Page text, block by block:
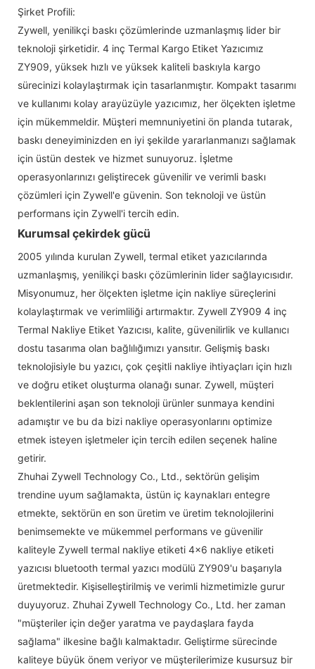
Şirket Profili:
Zywell, yenilikçi baskı çözümlerinde uzmanlaşmış lider bir
teknoloji şirketidir. 4 inç Termal Kargo Etiket Yazıcımız
ZY909, yüksek hızlı ve yüksek kaliteli baskıyla kargo
sürecinizi kolaylaştırmak için tasarlanmıştır. Kompakt tasarımı
ve kullanımı kolay arayüzüyle yazıcımız, her ölçekten işletme
için mükemmeldir. Müşteri memnuniyetini ön planda tutarak,
baskı deneyiminizden en iyi şekilde yararlanmanızı sağlamak
için üstün destek ve hizmet sunuyoruz. İşletme
operasyonlarınızı geliştirecek güvenilir ve verimli baskı
çözümleri için Zywell'e güvenin. Son teknoloji ve üstün
performans için Zywell'i tercih edin.
Kurumsal çekirdek gücü
2005 yılında kurulan Zywell, termal etiket yazıcılarında
uzmanlaşmış, yenilikçi baskı çözümlerinin lider sağlayıcısıdır.
Misyonumuz, her ölçekten işletme için nakliye süreçlerini
kolaylaştırmak ve verimliliği artırmaktır. Zywell ZY909 4 inç
Termal Nakliye Etiket Yazıcısı, kalite, güvenilirlik ve kullanıcı
dostu tasarıma olan bağlılığımızı yansıtır. Gelişmiş baskı
teknolojisiyle bu yazıcı, çok çeşitli nakliye ihtiyaçları için hızlı
ve doğru etiket oluşturma olanağı sunar. Zywell, müşteri
beklentilerini aşan son teknoloji ürünler sunmaya kendini
adamıştır ve bu da bizi nakliye operasyonlarını optimize
etmek isteyen işletmeler için tercih edilen seçenek haline
getirir.
Zhuhai Zywell Technology Co., Ltd., sektörün gelişim
trendine uyum sağlamakta, üstün iç kaynakları entegre
etmekte, sektörün en son üretim ve üretim teknolojilerini
benimsemekte ve mükemmel performans ve güvenilir
kaliteyle Zywell termal nakliye etiketi 4x6 nakliye etiketi
yazıcısı bluetooth termal yazıcı modülü ZY909'u başarıyla
üretmektedir. Kişiselleştirilmiş ve verimli hizmetimizle gurur
duyuyoruz. Zhuhai Zywell Technology Co., Ltd. her zaman
"müşteriler için değer yaratma ve paydaşlara fayda
sağlama" ilkesine bağlı kalmaktadır. Geliştirme sürecinde
kaliteye büyük önem veriyor ve müşterilerimize kusursuz bir